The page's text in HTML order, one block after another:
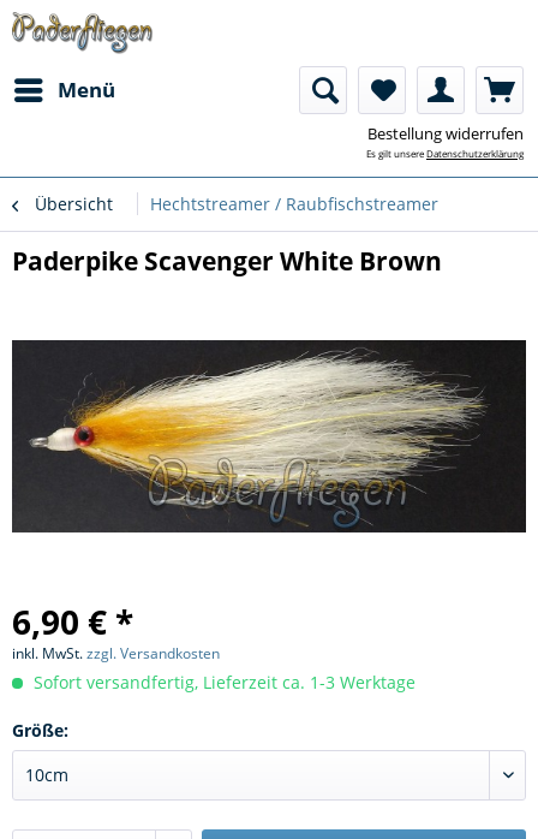
Menü
Bestellung widerrufen
Es gilt unsereDatenschutzerklärung
Übersicht Hechtstreamer / Raubfischstreamer
Paderpike Scavenger White Brown
6,90 € *
inkl. MwSt.zzgl. Versandkosten
Sofort versandfertig, Lieferzeit ca. 1-3 Werktage
Größe: